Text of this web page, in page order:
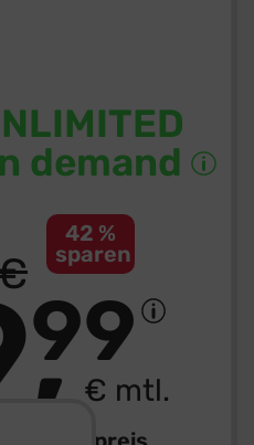
42 %
sparen
99
€ mtl.
demand